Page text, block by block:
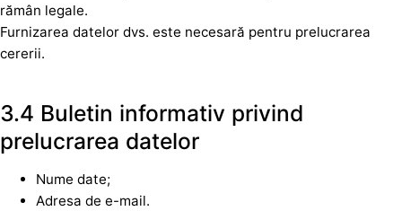
rămân legale.
Furnizarea datelor dvs. este necesară pentru prelucrarea
cererii.
3.4 Buletin informativ privind
prelucrarea datelor
Nume date;
Adresa de e-mail.